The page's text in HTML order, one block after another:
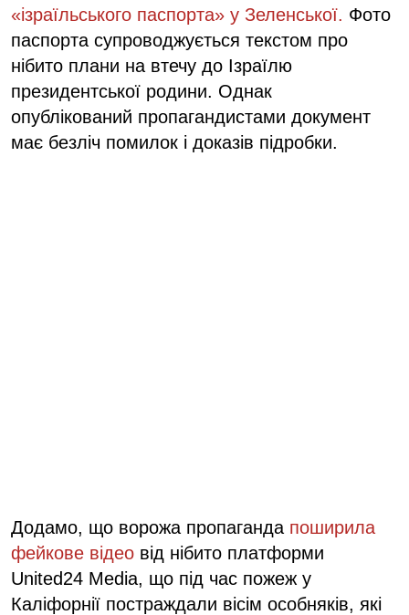
«ізраїльського паспорта» у Зеленської. Фото
паспорта супроводжується текстом про
нібито плани на втечу до Ізраїлю
президентської родини. Однак
опублікований пропагандистами документ
має безліч помилок і доказів підробки.
Додамо, що ворожа пропаганда поширила
фейкове відео від нібито платформи
United24 Media, що під час пожеж у
Каліфорнії постраждали вісім особняків, які